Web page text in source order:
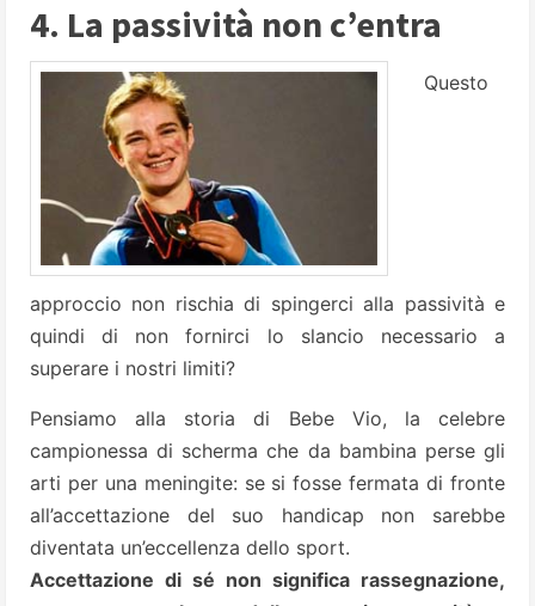
4. La passività non c’entra
Questo
approccio non rischia di spingerci alla passività e
quindi di non fornirci lo slancio necessario a
superare i nostri limiti?
Pensiamo alla storia di Bebe Vio, la celebre
campionessa di scherma che da bambina perse gli
arti per una meningite: se si fosse fermata di fronte
all’accettazione del suo handicap non sarebbe
diventata un’eccellenza dello sport.
Accettazione di sé non significa rassegnazione,